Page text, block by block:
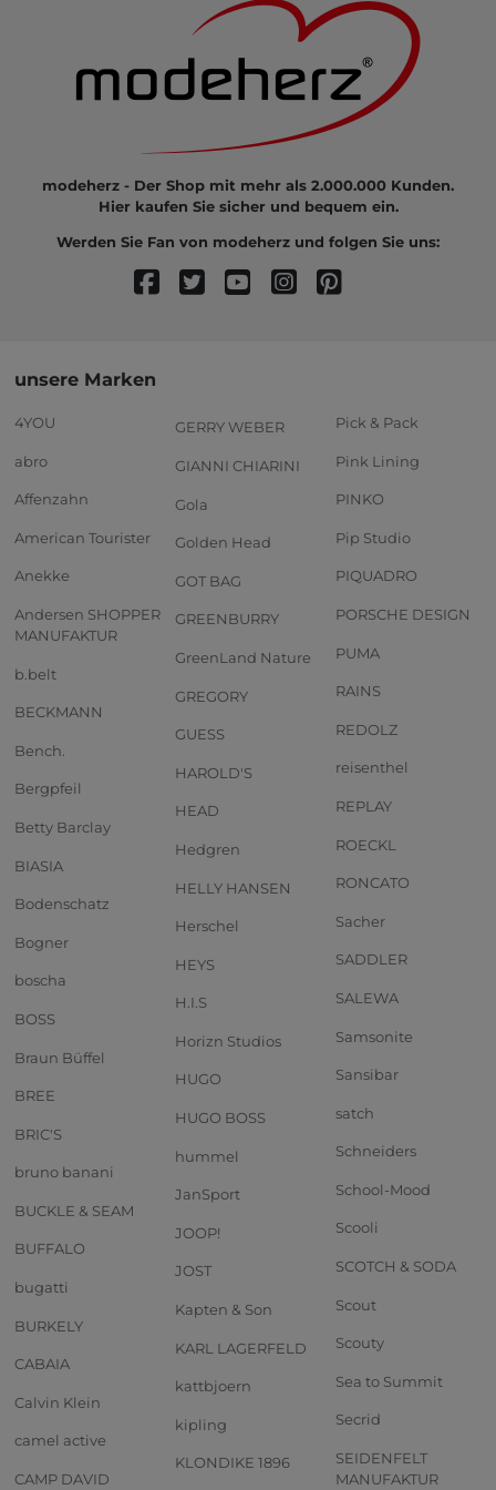
modeherz - Der Shop mit mehr als 2.000.000 Kunden.
Hier kaufen Sie sicher und bequem ein.
Werden Sie Fan von modeherz und folgen Sie uns:
unsere Marken
4YOU
abro
Affenzahn
American Tourister
Anekke
Andersen SHOPPER
MANUFAKTUR
b.belt
BECKMANN
Bench.
Bergpfeil
Betty Barclay
BIASIA
Bodenschatz
Bogner
boscha
BOSS
Braun Büffel
BREE
BRIC'S
bruno banani
BUCKLE & SEAM
BUFFALO
bugatti
BURKELY
CABAIA
Calvin Klein
camel active
CAMP DAVID
GERRY WEBER
GIANNI CHIARINI
Gola
Golden Head
GOT BAG
GREENBURRY
GreenLand Nature
GREGORY
GUESS
HAROLD'S
HEAD
Hedgren
HELLY HANSEN
Herschel
HEYS
H.I.S
Horizn Studios
HUGO
HUGO BOSS
hummel
JanSport
JOOP!
JOST
Kapten & Son
KARL LAGERFELD
kattbjoern
kipling
KLONDIKE 1896
Pick & Pack
Pink Lining
PINKO
Pip Studio
PIQUADRO
PORSCHE DESIGN
PUMA
RAINS
REDOLZ
reisenthel
REPLAY
ROECKL
RONCATO
Sacher
SADDLER
SALEWA
Samsonite
Sansibar
satch
Schneiders
School-Mood
Scooli
SCOTCH & SODA
Scout
Scouty
Sea to Summit
Secrid
SEIDENFELT
MANUFAKTUR